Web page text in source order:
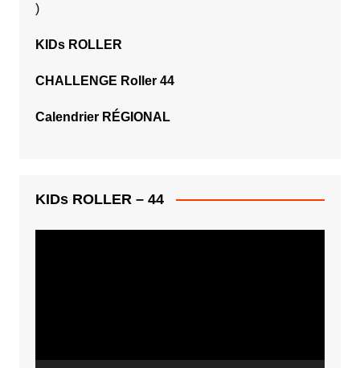
)
KIDs ROLLER
CHALLENGE Roller 44
Calendrier RÉGIONAL
KIDs ROLLER – 44